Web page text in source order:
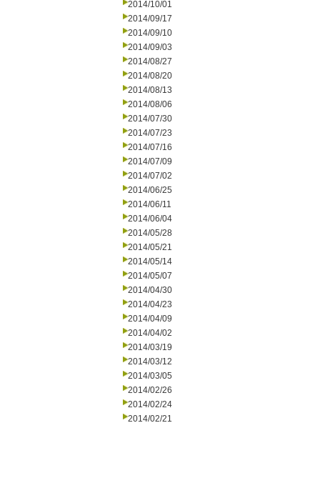
2014/10/01
2014/09/17
2014/09/10
2014/09/03
2014/08/27
2014/08/20
2014/08/13
2014/08/06
2014/07/30
2014/07/23
2014/07/16
2014/07/09
2014/07/02
2014/06/25
2014/06/11
2014/06/04
2014/05/28
2014/05/21
2014/05/14
2014/05/07
2014/04/30
2014/04/23
2014/04/09
2014/04/02
2014/03/19
2014/03/12
2014/03/05
2014/02/26
2014/02/24
2014/02/21